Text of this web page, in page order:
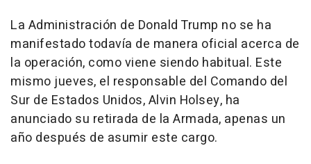
La Administración de Donald Trump no se ha
manifestado todavía de manera oficial acerca de
la operación, como viene siendo habitual. Este
mismo jueves, el responsable del Comando del
Sur de Estados Unidos, Alvin Holsey, ha
anunciado su retirada de la Armada, apenas un
año después de asumir este cargo.